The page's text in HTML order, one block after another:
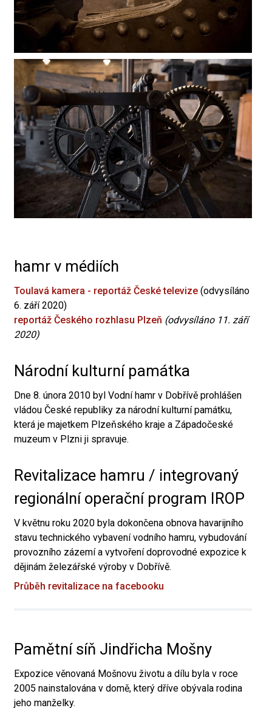
hamr v médiích
Toulavá kamera - reportáž České televize (odvysíláno
6. září 2020)
reportáž Českého rozhlasu Plzeň (odvysíláno 11. září
2020)
Národní kulturní památka
Dne 8. února 2010 byl Vodní hamr v Dobřívě prohlášen
vládou České republiky za národní kulturní památku,
která je majetkem Plzeňského kraje a Západočeské
muzeum v Plzni ji spravuje.
Revitalizace hamru / integrovaný
regionální operační program IROP
V květnu roku 2020 byla dokončena obnova havarijního
stavu technického vybavení vodního hamru, vybudování
provozního zázemí a vytvoření doprovodné expozice k
dějinám železářské výroby v Dobřívě.
Průběh revitalizace na facebooku
Pamětní síň Jindřicha Mošny
Expozice věnovaná Mošnovu životu a dílu byla v roce
2005 nainstalována v domě, který dříve obývala rodina
jeho manželky.